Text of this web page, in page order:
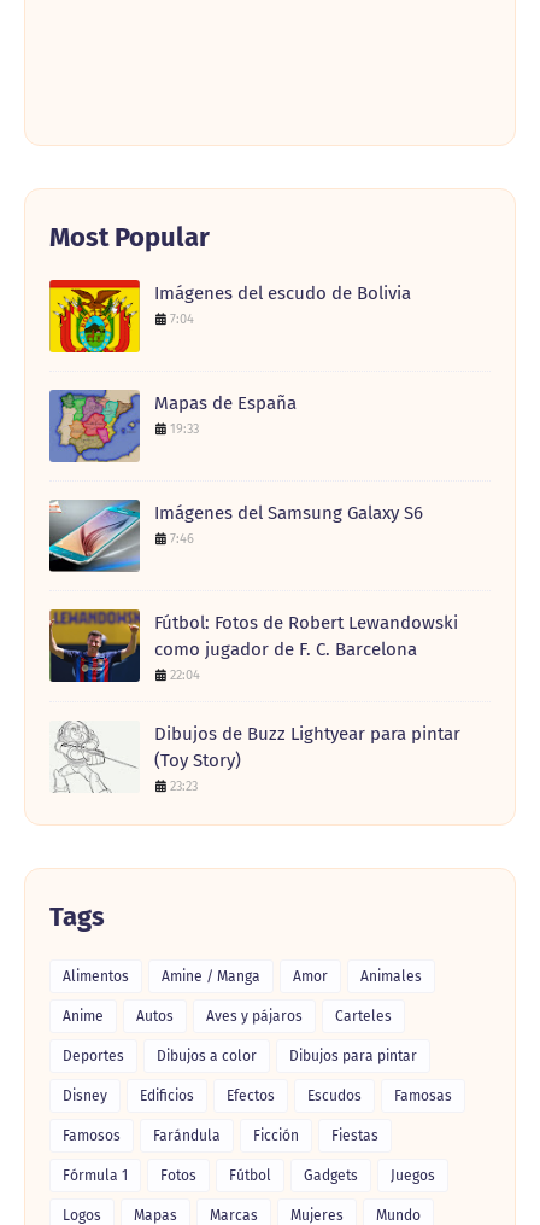
Most Popular
Imágenes del escudo de Bolivia
7:04
Mapas de España
19:33
Imágenes del Samsung Galaxy S6
7:46
Fútbol: Fotos de Robert Lewandowski
como jugador de F. C. Barcelona
22:04
Dibujos de Buzz Lightyear para pintar
(Toy Story)
23:23
Tags
Alimentos Amine / Manga Amor Animales
Anime Autos Aves y pájaros Carteles
Deportes Dibujos a color Dibujos para pintar
Disney Edificios Efectos Escudos Famosas
Famosos Farándula Ficción Fiestas
Fórmula 1 Fotos Fútbol Gadgets Juegos
Logos Mapas Marcas Mujeres Mundo